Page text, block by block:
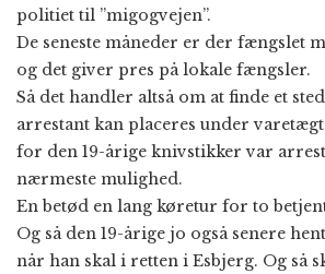
politiet til ”migogvejen”.
De seneste måneder er der fængslet
og det giver pres på lokale fængsler.
Så det handler altså om at finde et
arrestant kan placeres under
for den 19-årige knivstikker var
nærmeste mulighed.
En betød en lang køretur for to
Og så den 19-årige jo også senere
når han skal i retten i Esbjerg. Og så